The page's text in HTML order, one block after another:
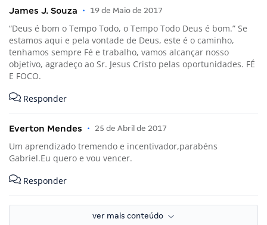
James J. Souza • 19 de Maio de 2017
“Deus é bom o Tempo Todo, o Tempo Todo Deus é bom.” Se
estamos aqui e pela vontade de Deus, este é o caminho,
tenhamos sempre Fé e trabalho, vamos alcançar nosso
objetivo, agradeço ao Sr. Jesus Cristo pelas oportunidades. FÉ
E FOCO.
Responder
Everton Mendes • 25 de Abril de 2017
Um aprendizado tremendo e incentivador,parabéns
Gabriel.Eu quero e vou vencer.
Responder
ver mais conteúdo